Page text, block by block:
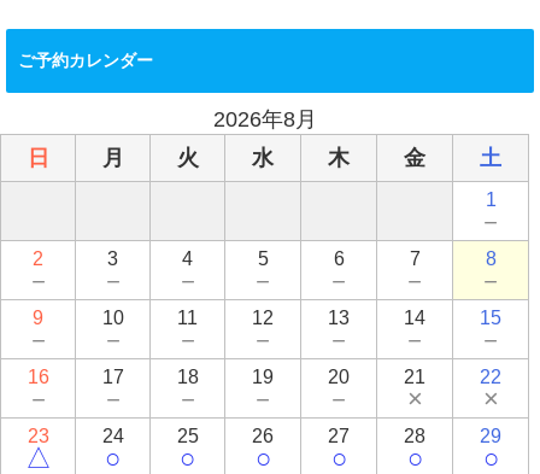
ご予約カレンダー
2026年8月
日
月 火 水 木 金 土
1
－
2
－
3
－
4
－
5
－
6
－
7
－
8
－
9
－
10
－
11
－
12
－
13
－
14
－
15
－
16
－
17
－
18
－
19
－
20
－
21
×
22
×
23
△
24
○
25
○
26
○
27
○
28
○
29
○